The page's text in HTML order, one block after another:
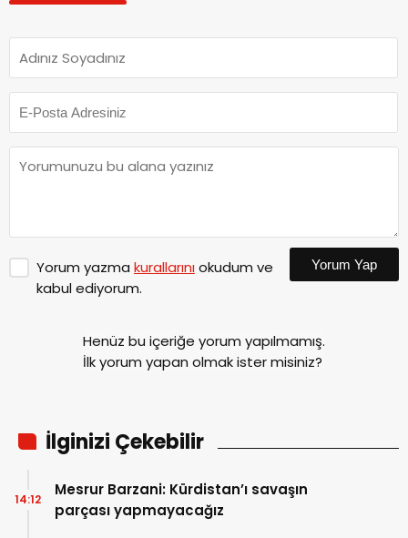
Yorum yazma kurallarınıokudum ve
kabul ediyorum.
Yorum Yap
Henüz bu içeriğe yorum yapılmamış.
İlk yorum yapan olmak ister misiniz?
İlginizi Çekebilir
Mesrur Barzani: Kürdistan’ı savaşın
parçası yapmayacağız
14:12